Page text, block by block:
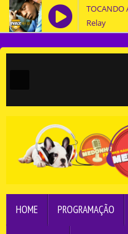
TOCANDO
Relay
HOME PROGRAMAÇÃO